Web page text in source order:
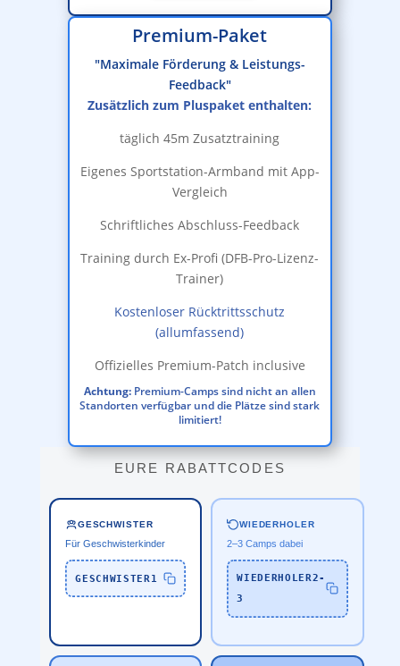
Premium-Paket
"Maximale Förderung & Leistungs-
Feedback"
Zusätzlich zum Pluspaket enthalten:
täglich 45m Zusatztraining
Eigenes Sportstation-Armband mit App-
Vergleich
Schriftliches Abschluss-Feedback
Training durch Ex-Profi (DFB-Pro-Lizenz-
Trainer)
Kostenloser Rücktrittsschutz
(allumfassend)
Offizielles Premium-Patch inclusive
Achtung:Premium-Camps sind nicht an allen
Standorten verfügbar und die Plätze sind stark
limitiert!
EURE RABATTCODES
GESCHWISTER
Für Geschwisterkinder
GESCHWISTER1
WIEDERHOLER
2–3 Camps dabei
WIEDERHOLER2-
3